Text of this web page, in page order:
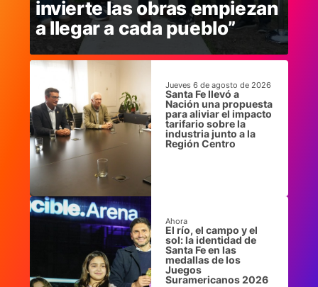
invierte las obras empiezan
a llegar a cada pueblo”
Jueves 6 de agosto de 2026
Santa Fe llevó a
Nación una propuesta
para aliviar el impacto
tarifario sobre la
industria junto a la
Región Centro
Ahora
El río, el campo y el
sol: la identidad de
Santa Fe en las
medallas de los
Juegos
Suramericanos 2026